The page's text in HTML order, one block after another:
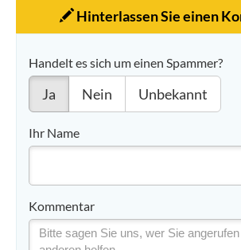
Hinterlassen Sie einen
Handelt es sich um einen Spammer?
Ja Nein Unbekannt
Ihr Name
Kommentar